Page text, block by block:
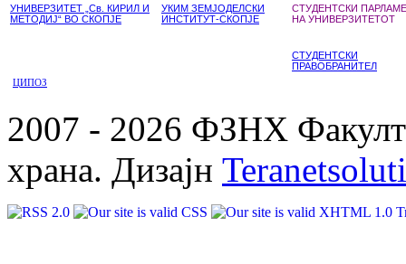
УНИВЕРЗИТЕТ „Св. КИРИЛ И
МЕТОДИЈ“ ВО СКОПЈЕ
УКИМ ЗЕМЈОДЕЛСКИ
ИНСТИТУТ-СКОПЈЕ
СТУДЕНТСКИ
НА УНИВЕРЗИТЕТОТ
СТУДЕНТСКИ
ПРАВОБРАНИТЕЛ
ЦИПОЗ
2007 - 2026 ФЗНХ
храна. Дизајн